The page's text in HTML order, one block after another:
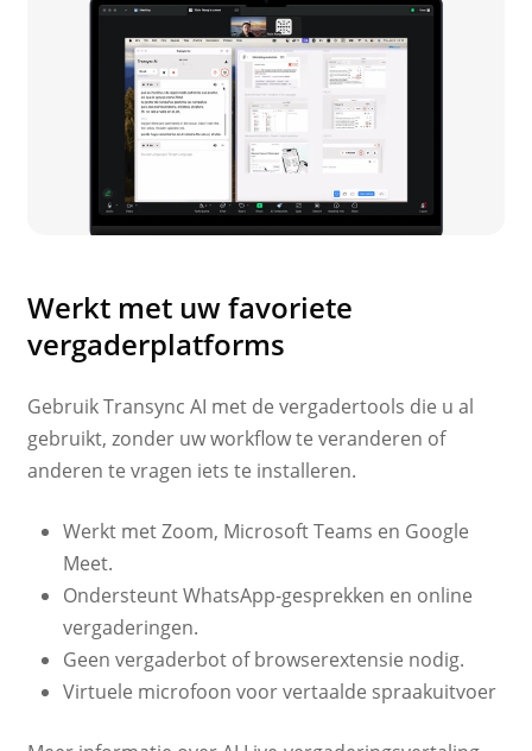
Werkt met uw favoriete
vergaderplatforms
Gebruik Transync AI met de vergadertools die u al
gebruikt, zonder uw workflow te veranderen of
anderen te vragen iets te installeren.
Werkt met Zoom, Microsoft Teams en Google
Meet.
Ondersteunt WhatsApp-gesprekken en online
vergaderingen.
Geen vergaderbot of browserextensie nodig.
Virtuele microfoon voor vertaalde spraakuitvoer